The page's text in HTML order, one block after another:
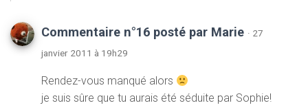
Commentaire n°16 posté par Marie · 27
janvier 2011 à 19h29
Rendez-vous manqué alors
je suis sûre que tu aurais été séduite par Sophie!